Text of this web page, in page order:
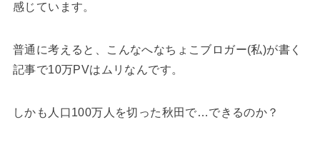
感じています。
普通に考えると、こんなへなちょこブロガー(私)が書く
記事で10万PVはムリなんです。
しかも人口100万人を切った秋田で…できるのか？